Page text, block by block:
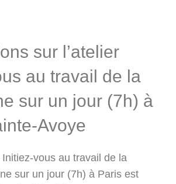
sur l’atelier
au travail de la
sur un jour (7h) à
Avoye
Initiez-vous au travail de la
sur un jour (7h) à Paris est